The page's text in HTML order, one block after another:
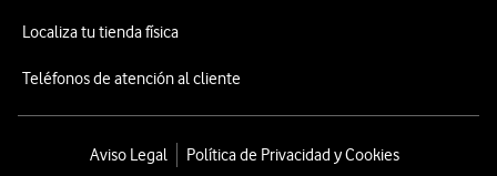
Localiza tu tienda física
Teléfonos de atención al cliente
Aviso Legal
Política de Privacidad y Cookies